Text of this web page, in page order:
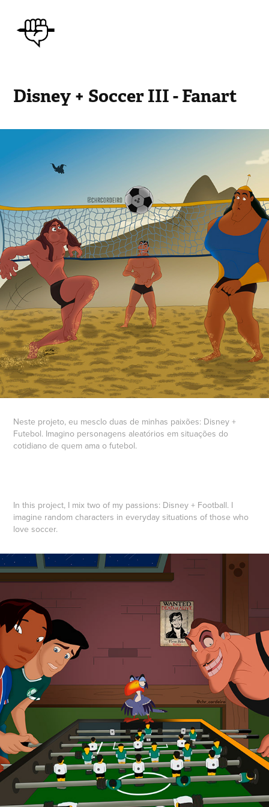
Disney + Soccer III - Fanart
Neste projeto, eu mesclo duas de minhas paixões: Disney +
Futebol. Imagino personagens aleatórios em situações do
cotidiano de quem ama o futebol.
In this project, I mix two of my passions: Disney + Football. I
imagine random characters in everyday situations of those who
love soccer.